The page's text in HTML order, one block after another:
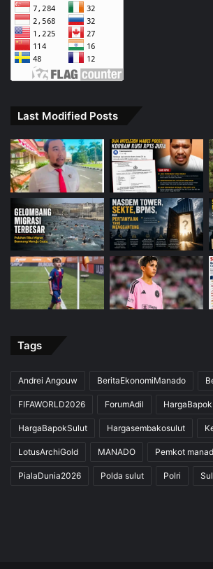
Last Modified Posts
Tags
Andrei Angouw BeritaEkonomiManado
FIFAWORLD2026 ForumAdil HargaBapok
HargaBapokSulut Hargasembakosulut
LotusArchiGold MANADO Pemkot
PialaDunia2026 Polda sulut Polri